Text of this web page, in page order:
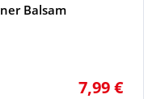
Balsam
7,99 €